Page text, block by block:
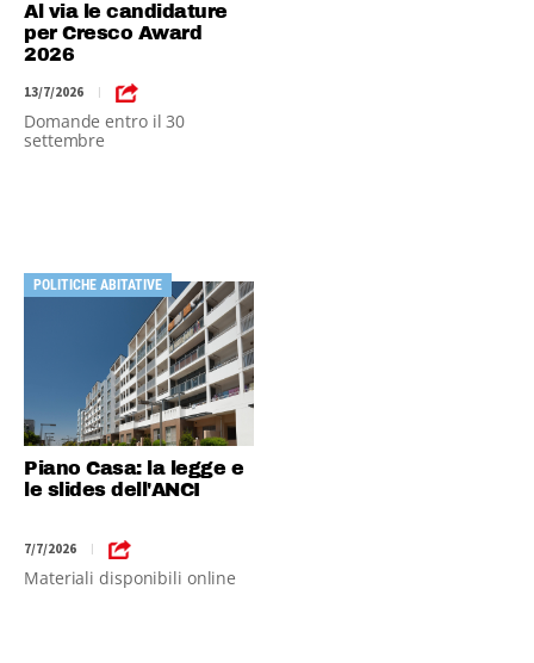
Al via le candidature
per Cresco Award
2026
13/7/2026 |
Domande entro il 30
settembre
POLITICHE ABITATIVE
Piano Casa: la legge e
le slides dell'ANCI
7/7/2026 |
Materiali disponibili online